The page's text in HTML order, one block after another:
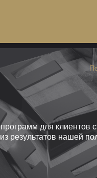
для клиентов с
результатов нашей